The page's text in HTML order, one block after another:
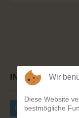
INHALTSSTOFFE
Dekorpapier Plus /
Wir
Diese Website
bestmögliche